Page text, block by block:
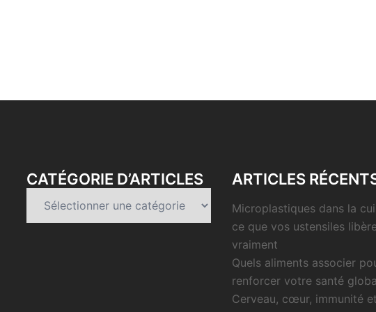
CATÉGORIE D’ARTICLES ARTICLES
Microplastiques dans la
ce que vos ustensiles
vraiment
Quels aliments associer
renforcer votre santé
Cerveau, cœur, immunité